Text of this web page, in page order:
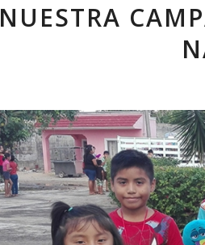
NUESTRA